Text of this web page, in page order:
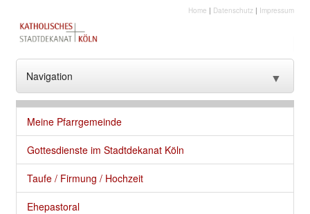
Home | Datenschutz | Impressum
Navigation ▼
??? NavText ???
??? NavText ???
Stadtkirche
Kirche vor Ort
Meine Pfarrgemeinde
Gottesdienste im Stadtdekanat Köln
Taufe / Firmung / Hochzeit
Ehepastoral